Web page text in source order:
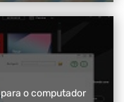
o computador